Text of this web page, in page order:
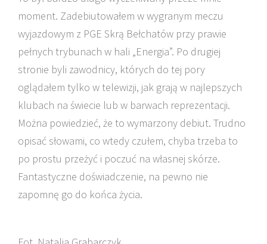
moment. Zadebiutowałem w wygranym meczu
wyjazdowym z PGE Skrą Bełchatów przy prawie
pełnych trybunach w hali „Energia”. Po drugiej
stronie byli zawodnicy, których do tej pory
oglądałem tylko w telewizji, jak grają w najlepszych
klubach na świecie lub w barwach reprezentacji.
Można powiedzieć, że to wymarzony debiut. Trudno
opisać słowami, co wtedy czułem, chyba trzeba to
po prostu przeżyć i poczuć na własnej skórze.
Fantastyczne doświadczenie, na pewno nie
zapomnę go do końca życia.